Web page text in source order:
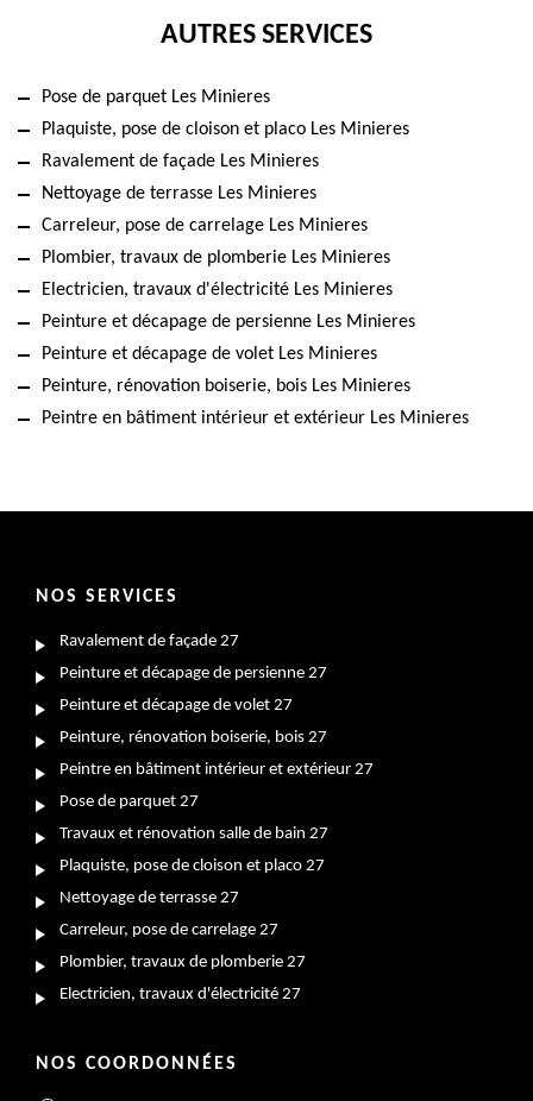
AUTRES SERVICES
Pose de parquet Les Minieres
Plaquiste, pose de cloison et placo Les Minieres
Ravalement de façade Les Minieres
Nettoyage de terrasse Les Minieres
Carreleur, pose de carrelage Les Minieres
Plombier, travaux de plomberie Les Minieres
Electricien, travaux d'électricité Les Minieres
Peinture et décapage de persienne Les Minieres
Peinture et décapage de volet Les Minieres
Peinture, rénovation boiserie, bois Les Minieres
Peintre en bâtiment intérieur et extérieur Les Minieres
NOS SERVICES
Ravalement de façade 27
Peinture et décapage de persienne 27
Peinture et décapage de volet 27
Peinture, rénovation boiserie, bois 27
Peintre en bâtiment intérieur et extérieur 27
Pose de parquet 27
Travaux et rénovation salle de bain 27
Plaquiste, pose de cloison et placo 27
Nettoyage de terrasse 27
Carreleur, pose de carrelage 27
Plombier, travaux de plomberie 27
Electricien, travaux d'électricité 27
NOS COORDONNÉES